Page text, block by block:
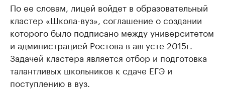
По ее словам, лицей войдет в образовательный
кластер «Школа-вуз», соглашение о создании
которого было подписано между университетом
и администрацией Ростова в августе 2015г.
Задачей кластера является отбор и подготовка
талантливых школьников к сдаче ЕГЭ и
поступлению в вуз.